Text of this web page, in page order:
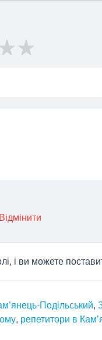
Відмінити
і ви можете
Подільський,
, репетитори в